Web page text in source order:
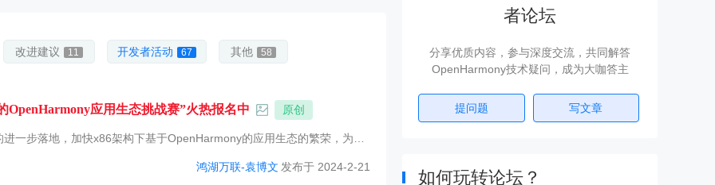
改进建议 11 开发者活动 67 其他 58
OpenHarmony应用生态挑战赛”火热报名中 原创
一步落地，加快x86架构下基于OpenHarmony的应用生态的繁荣，为北
鸿湖万联-袁博文 发布于 2024-2-21
者论坛
分享优质内容，参与深度交流，共同解答
OpenHarmony技术疑问，成为大咖答主
提问题 写文章
如何玩转论坛？